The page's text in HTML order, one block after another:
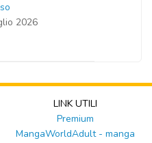
2026
LINK UTILI
Premium
MangaWorldAdult - manga